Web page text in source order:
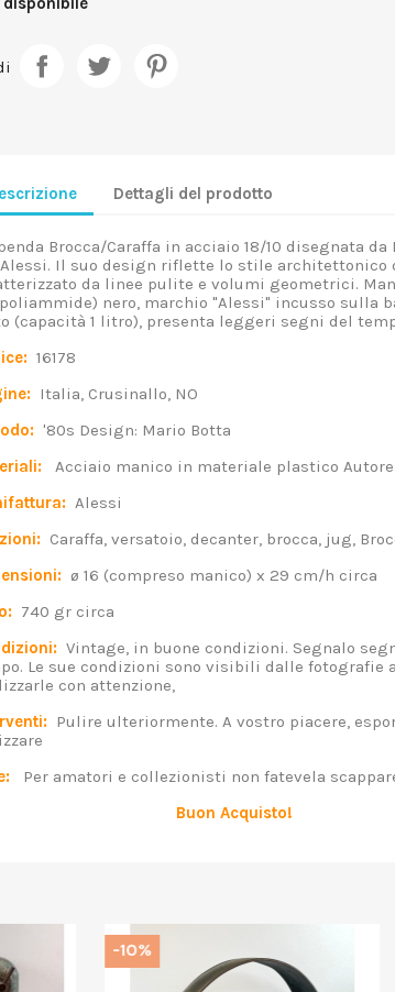
Dettagli del prodotto
Brocca/Caraffa in acciaio 18/10 disegnata da
Il suo design riflette lo stile architettonico
da linee pulite e volumi geometrici.
nero, marchio "Alessi" incusso sulla
(capacità 1 litro), presenta leggeri segni del
16178
Italia, Crusinallo, NO
'80s Design: Mario Botta
Acciaio manico in materiale plastico
Alessi
Caraffa, versatoio, decanter, brocca, jug,
ø 16 (compreso manico) x 29 cm/h circa
740 gr circa
Vintage, in buone condizioni. Segnalo
Le sue condizioni sono visibili dalle fotografie
con attenzione,
Pulire ulteriormente. A vostro piacere,
Per amatori e collezionisti non fatevela
Buon Acquisto!